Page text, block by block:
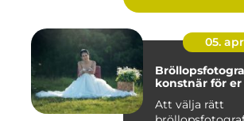
05. apr
konstnär för er
Att välja rätt